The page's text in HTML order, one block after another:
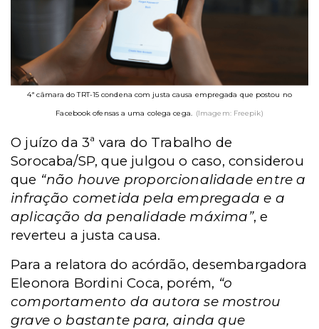
4ª câmara do TRT-15 condena com justa causa empregada que postou no
Facebook ofensas a uma colega cega.
(Imagem: Freepik)
O juízo da 3ª vara do Trabalho de
Sorocaba/SP, que julgou o caso, considerou
que “não houve proporcionalidade entre a
infração cometida pela empregada e a
aplicação da penalidade máxima”, e
reverteu a justa causa.
Para a relatora do acórdão, desembargadora
Eleonora Bordini Coca, porém, “o
comportamento da autora se mostrou
grave o bastante para, ainda que